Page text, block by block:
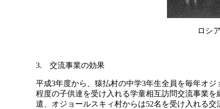
ロシ
3. 交流事業の効果
平成3年度から、猿払村の中学3年生全員を毎年オ
程度の子供達を受け入れる学童相互訪問交流事業
遣、オジョールスキィ村からは52名を受け入れる